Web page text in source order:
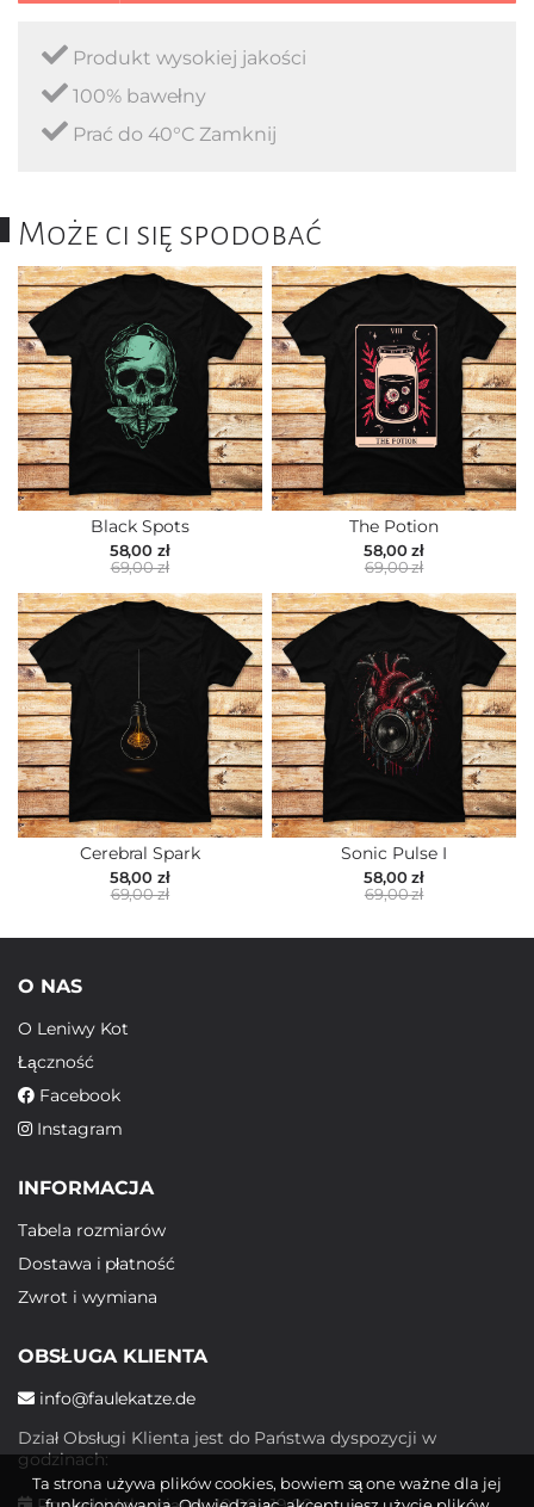
Produkt wysokiej jakości
100% bawełny
Prać do 40°C Zamknij
Może ci się spodobać
Black Spots
58,00 zł
69,00 zł
The Potion
58,00 zł
69,00 zł
Cerebral Spark
58,00 zł
69,00 zł
Sonic Pulse I
58,00 zł
69,00 zł
O NAS
O Leniwy Kot
Łączność
Facebook
Instagram
INFORMACJA
Tabela rozmiarów
Dostawa i płatność
Zwrot i wymiana
OBSŁUGA KLIENTA
info@faulekatze.de
Dział Obsługi Klienta jest do Państwa dyspozycji w
godzinach:
Ta strona używa plików cookies, bowiem są one ważne dla jej